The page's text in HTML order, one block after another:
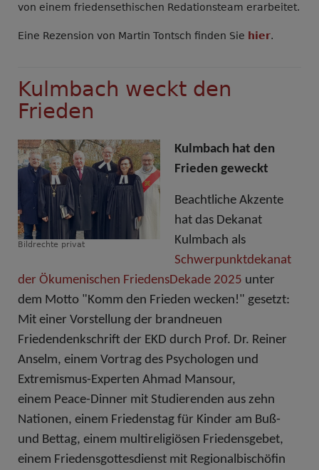
von einem friedensethischen Redationsteam erarbeitet.
Eine Rezension von Martin Tontsch finden Sie hier.
Kulmbach weckt den
Frieden
Bildrechte privat
Kulmbach hat den
Frieden geweckt
Beachtliche Akzente
hat das Dekanat
Kulmbach als
Schwerpunktdekanat
der Ökumenischen FriedensDekade 2025 unter
dem Motto "Komm den Frieden wecken!" gesetzt:
Mit einer Vorstellung der brandneuen
Friedendenkschrift der EKD durch Prof. Dr. Reiner
Anselm, einem Vortrag des Psychologen und
Extremismus-Experten Ahmad Mansour,
einem Peace-Dinner mit Studierenden aus zehn
Nationen, einem Friedenstag für Kinder am Buß-
und Bettag, einem multireligiösen Friedensgebet,
einem Friedensgottesdienst mit Regionalbischöfin